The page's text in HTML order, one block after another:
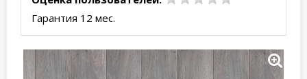
Гарантия 12 мес.